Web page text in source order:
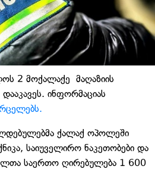
2 მოქალაქე მაღაზიის
ინფორმაციას
ქალაქ ოპოლეში
საიუველირო ნაკეთობები და
საერთო ღირებულება 1 600